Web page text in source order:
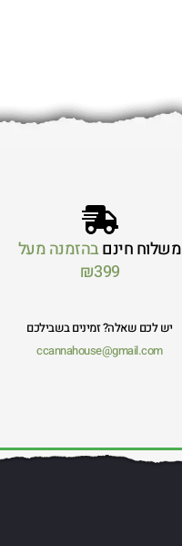
משלוח חינםבהזמנה מעל
₪399
יש לכם שאלה? זמינים בשבילכם
ccannahouse@gmail.com